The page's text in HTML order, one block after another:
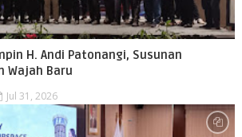
H. Andi Patonangi, Susunan
Wajah Baru
Jul 31, 2026